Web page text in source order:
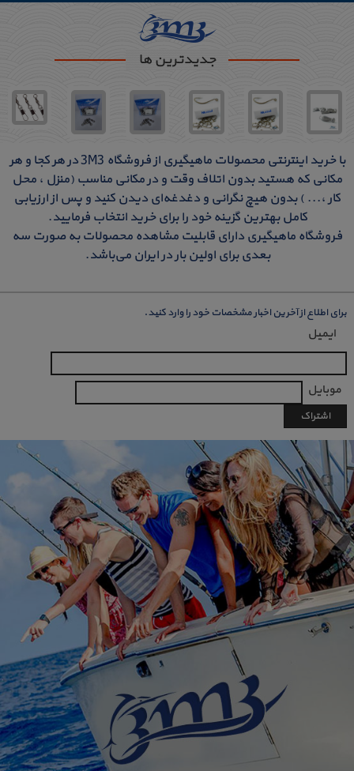
جدیدترین ها
با خرید اینترنتی محصولات ماهیگیری از فروشگاه 3M3 در هر کجا و هر
مکانی که هستید بدون اتلاف وقت و در مکانی مناسب (منزل ، محل
کار ،... ) بدون هیچ نگرانی و دغدغه‌ای دیدن کنید و پس از ارزیابی
کامل بهترین گزینه خود را برای خرید انتخاب فرمایید .
فروشگاه ماهیگیری دارای قابلیت مشاهده محصولات به صورت سه
بعدی برای اولین بار در ایران می‌باشد.
برای اطلاع از آخرین اخبار مشخصات خود را وارد کنید.
ایمیل
موبایل
اشتراک